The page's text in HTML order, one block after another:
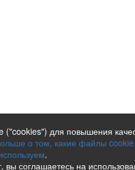
для повышения
о том, какие файлы
.
вы соглашаетесь на